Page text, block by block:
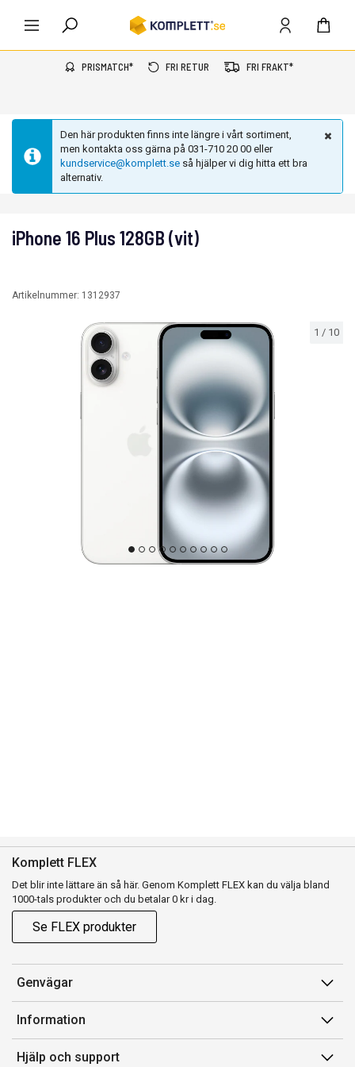
PRISMATCH* FRI RETUR FRI FRAKT*
Den här produkten finns inte längre i vårt sortiment,
men kontakta oss gärna på 031-710 20 00 eller
kundservice@komplett.se så hjälper vi dig hitta ett bra
alternativ.
1 / 10
iPhone 16 Plus 128GB (vit)
Artikelnummer: 1312937
Komplett FLEX
Det blir inte lättare än så här. Genom Komplett FLEX kan du välja bland
1000-tals produkter och du betalar 0 kr i dag.
Se FLEX produkter
Genvägar
Konto
Orderhistorik
Presentkort
Information
Försäljningsvillkor
Hjälp och support